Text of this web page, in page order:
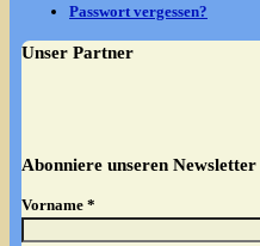
Passwort vergessen?
Unser Partner
Abonniere unseren Newsletter
Vorname *